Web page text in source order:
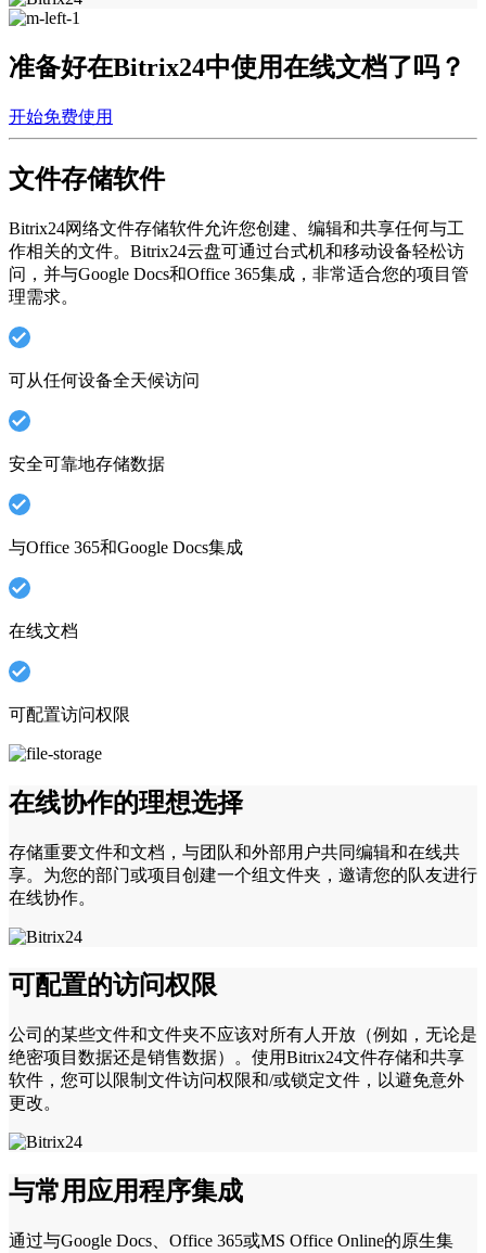
准备好在Bitrix24中使用在线文档了吗？
开始免费使用
文件存储软件
Bitrix24网络文件存储软件允许您创建、编辑和共享任何与工
作相关的文件。Bitrix24云盘可通过台式机和移动设备轻松访
问，并与Google Docs和Office 365集成，非常适合您的项目管
理需求。
可从任何设备全天候访问
安全可靠地存储数据
与Office 365和Google Docs集成
在线文档
可配置访问权限
在线协作的理想选择
存储重要文件和文档，与团队和外部用户共同编辑和在线共
享。为您的部门或项目创建一个组文件夹，邀请您的队友进行
在线协作。
可配置的访问权限
公司的某些文件和文件夹不应该对所有人开放（例如，无论是
绝密项目数据还是销售数据）。使用Bitrix24文件存储和共享
软件，您可以限制文件访问权限和/或锁定文件，以避免意外
更改。
与常用应用程序集成
通过与Google Docs、Office 365或MS Office Online的原生集